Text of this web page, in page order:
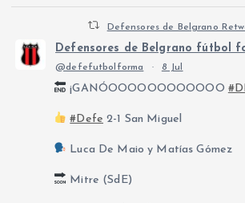
Defensores de Belgrano
Defensores de Belgrano fútbol
@defefutbolforma · 8 Jul
¡GANÓOOOOOOOOOOOO
#Defe 2-1 San Miguel
Luca De Maio y Matías Gómez
Mitre (SdE)